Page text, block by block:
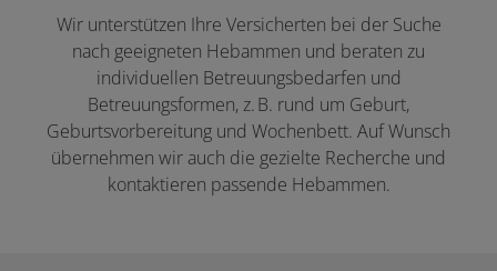
Wir unterstützen Ihre Versicherten bei der Suche
nach geeigneten Hebammen und beraten zu
individuellen Betreuungsbedarfen und
Betreuungsformen, z. B. rund um Geburt,
Geburtsvorbereitung und Wochenbett. Auf Wunsch
übernehmen wir auch die gezielte Recherche und
kontaktieren passende Hebammen.